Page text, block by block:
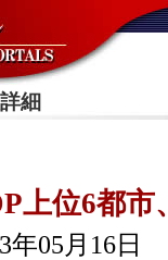
細
上位6都
年05月16日